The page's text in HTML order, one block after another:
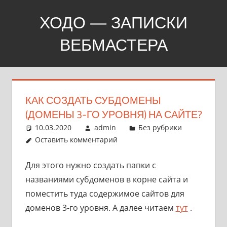
ХОДО — ЗАПИСКИ
ВЕБМАСТЕРА
Создание,
продвижение,
сайтов
КАК СОЗДАТЬ СУБДОМЕНЫ
(ДОМЕНЫ 3-ГО УРОВНЯ) НА САЙТЕ?
10.03.2020 admin
Без рубрики
Оставить комментарий
Для этого нужно создать папки с
названиями субдоменов в корне сайта и
поместить туда содержимое сайтов для
доменов 3-го уровня. А далее читаем тут.